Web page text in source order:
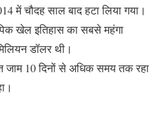
में चौदह साल बाद हटा लिया गया।
खेल इतिहास का सबसे महंगा
डॉलर थी।
जाम 10 दिनों से अधिक समय तक रहा